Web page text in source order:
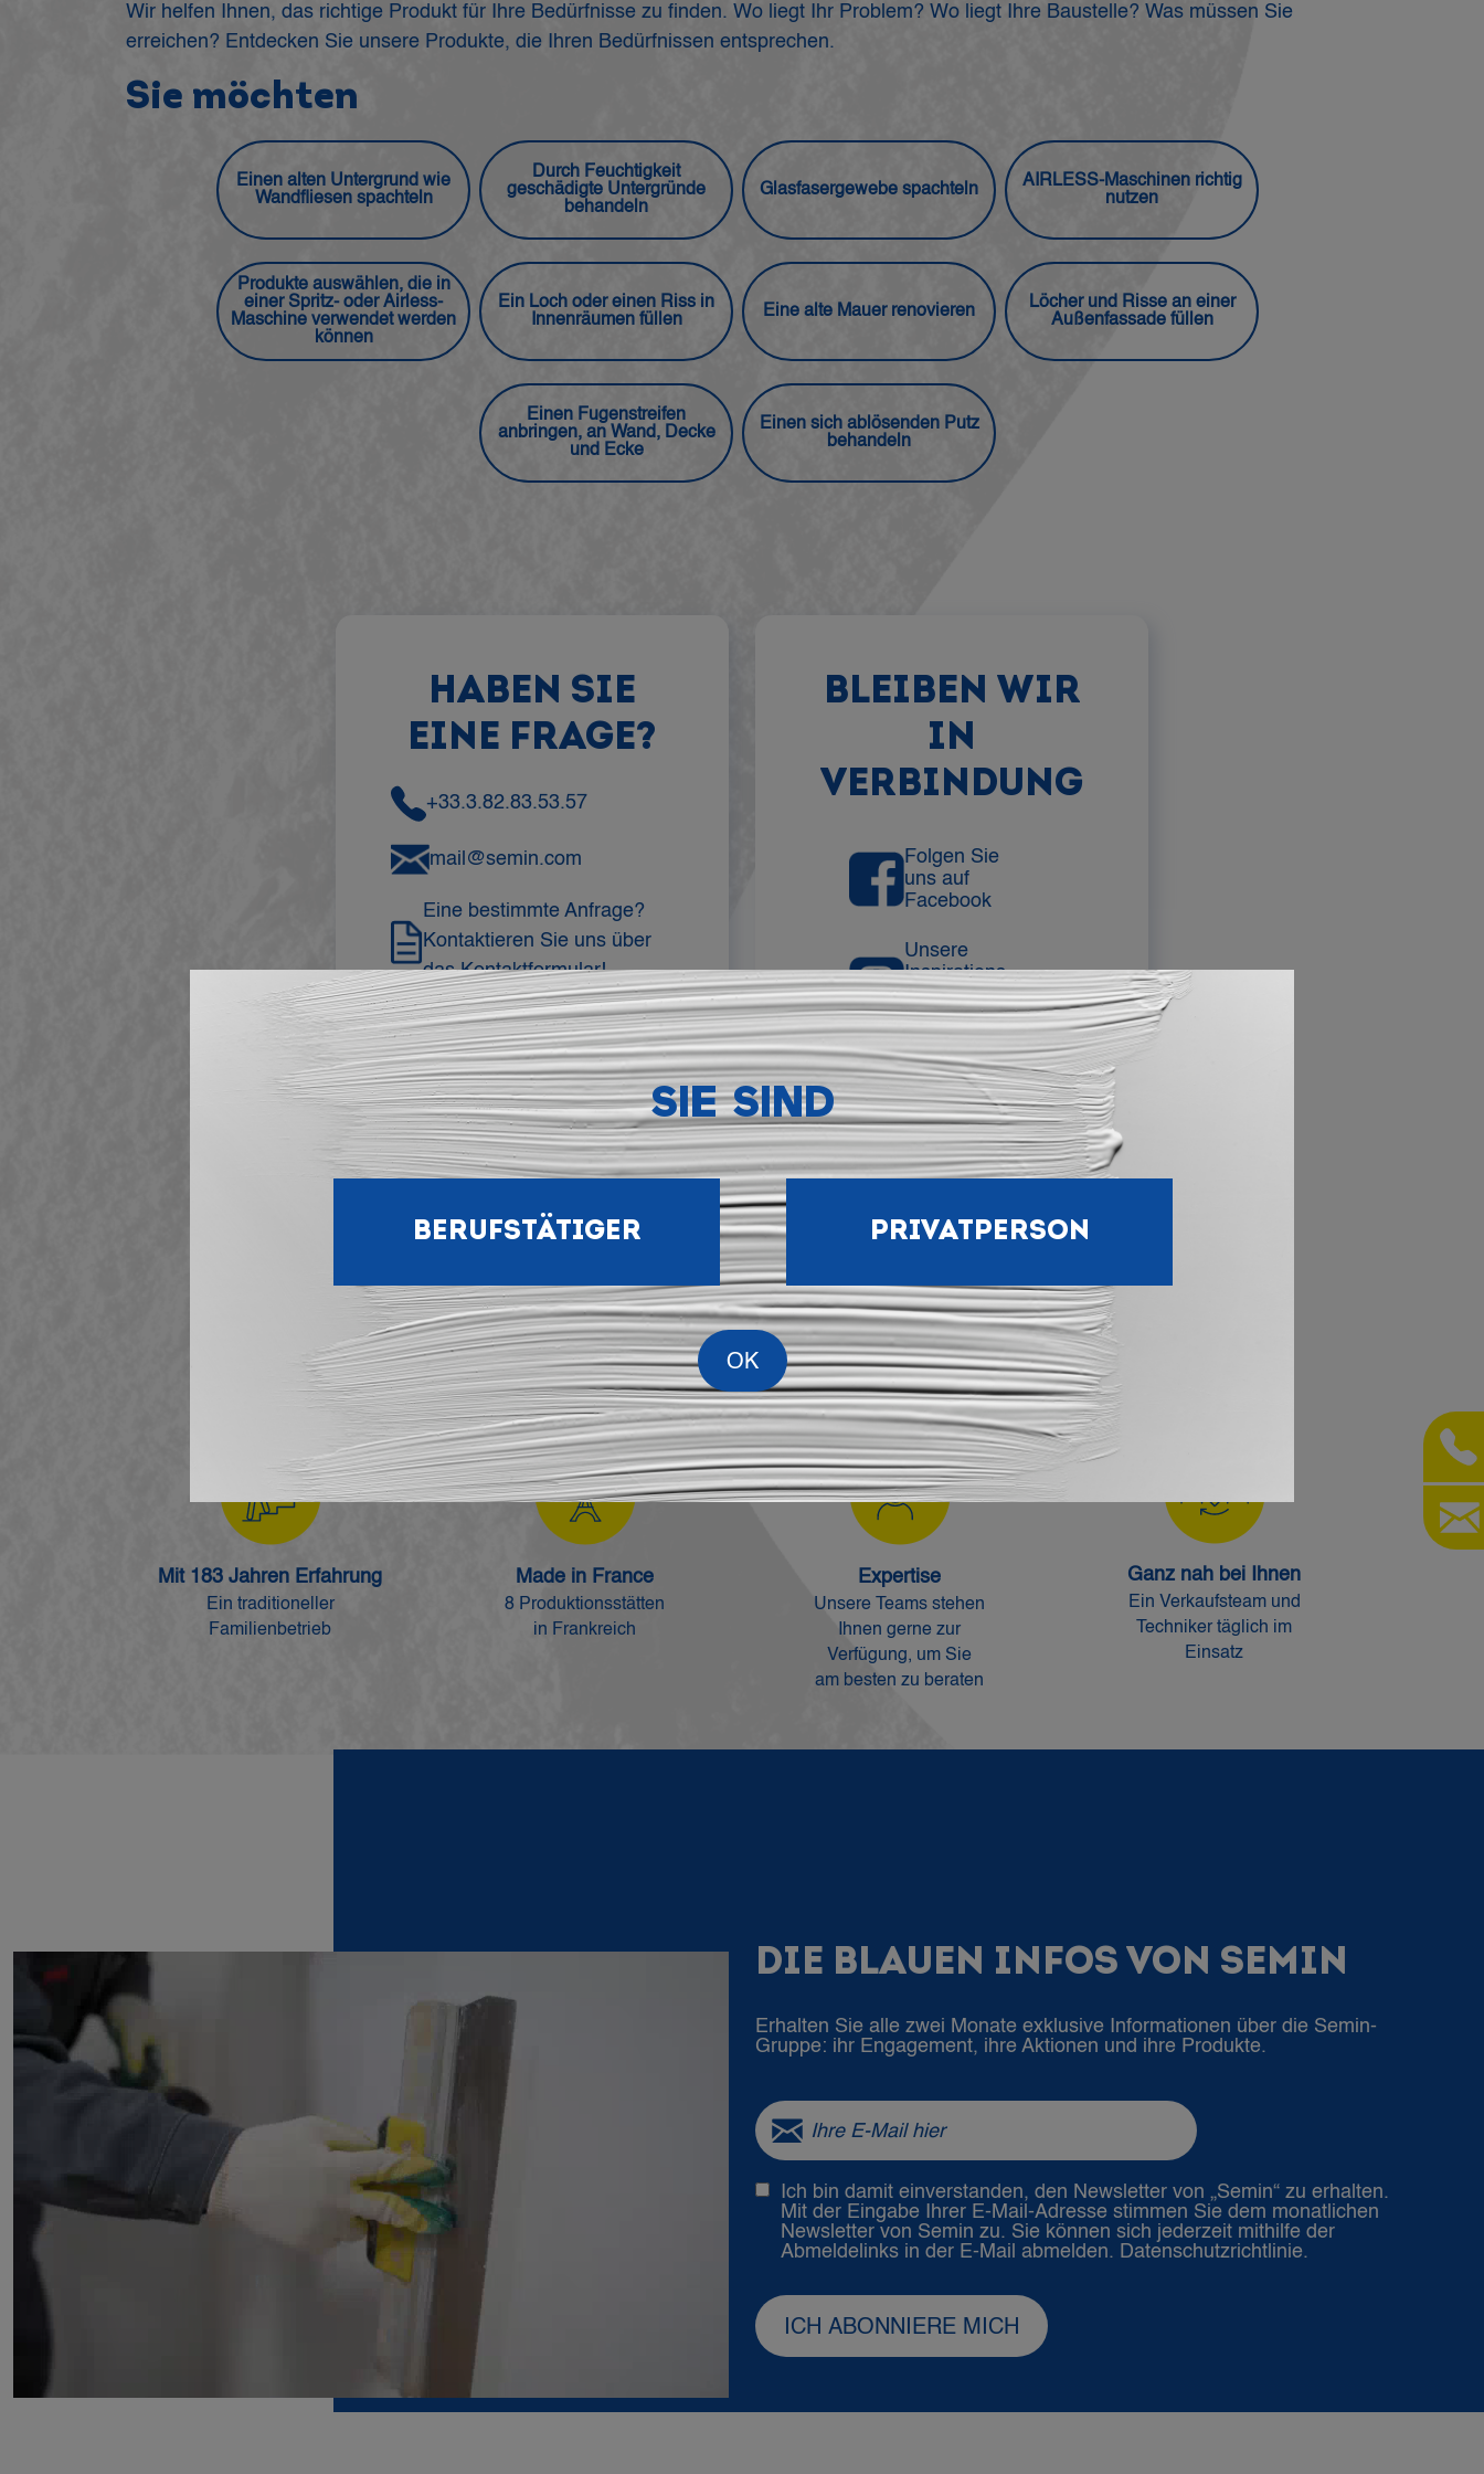
SIE SIND
BERUFSTÄTIGER PRIVATPERSON
Wir helfen Ihnen, das richtige Produkt für Ihre Bedürfnisse zu finden. Wo liegt Ihr Problem? Wo liegt Ihre Baustelle? Was müssen Sie
erreichen? Entdecken Sie unsere Produkte, die Ihren Bedürfnissen entsprechen.
Sie möchten
Einen alten Untergrund wie
Wandfliesen spachteln
Durch Feuchtigkeit
geschädigte Untergründe
behandeln
Glasfasergewebe spachteln
AIRLESS-Maschinen richtig
nutzen
Produkte auswählen, die in
einer Spritz- oder Airless-
Maschine verwendet werden
können
Ein Loch oder einen Riss in
Innenräumen füllen
Eine alte Mauer renovieren
Löcher und Risse an einer
Außenfassade füllen
Einen Fugenstreifen
anbringen, an Wand, Decke
und Ecke
Einen sich ablösenden Putz
behandeln
HABEN SIE
EINE FRAGE?
+33.3.82.83.53.57
mail@semin.com
Eine bestimmte Anfrage?
Kontaktieren Sie uns über
das Kontaktformular!
KONTAKTIEREN SIE
UNS
BLEIBEN WIR
IN
VERBINDUNG
Folgen Sie
uns auf
Facebook
Unsere
Inspirations-
Ideen auf
Instagram
Folgen Sie
uns auf
TikTok
Unser Profi-
Content auf
auf Youtube
Mit 183 Jahren Erfahrung
Ein traditioneller
Familienbetrieb
Made in France
8 Produktionsstätten
in Frankreich
Expertise
Unsere Teams stehen
Ihnen gerne zur
Verfügung, um Sie
am besten zu beraten
Ganz nah bei Ihnen
Ein Verkaufsteam und
Techniker täglich im
Einsatz
DIE BLAUEN INFOS VON SEMIN
Erhalten Sie alle zwei Monate exklusive Informationen über die Semin-
Gruppe: ihr Engagement, ihre Aktionen und ihre Produkte.
Ich bin damit einverstanden, den Newsletter von „Semin“ zu erhalten.
Mit der Eingabe Ihrer E-Mail-Adresse stimmen Sie dem monatlichen
Newsletter von Semin zu. Sie können sich jederzeit mithilfe der
Abmeldelinks in der E-Mail abmelden. Datenschutzrichtlinie.